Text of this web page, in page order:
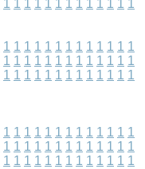
1 1 1 1 1 1 1 1 1 1 1 1 1
1 1 1 1 1 1 1 1 1 1 1 1 1
1 1 1 1 1 1 1 1 1 1 1 1 1
1 1 1 1 1 1 1 1 1 1 1 1 1
1 1 1 1 1 1 1 1 1 1 1 1 1
1 1 1 1 1 1 1 1 1 1 1 1 1
1 1 1 1 1 1 1 1 1 1 1 1 1